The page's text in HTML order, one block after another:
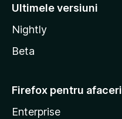
Ultimele versiuni
Nightly
Beta
Firefox pentru afaceri
Enterprise